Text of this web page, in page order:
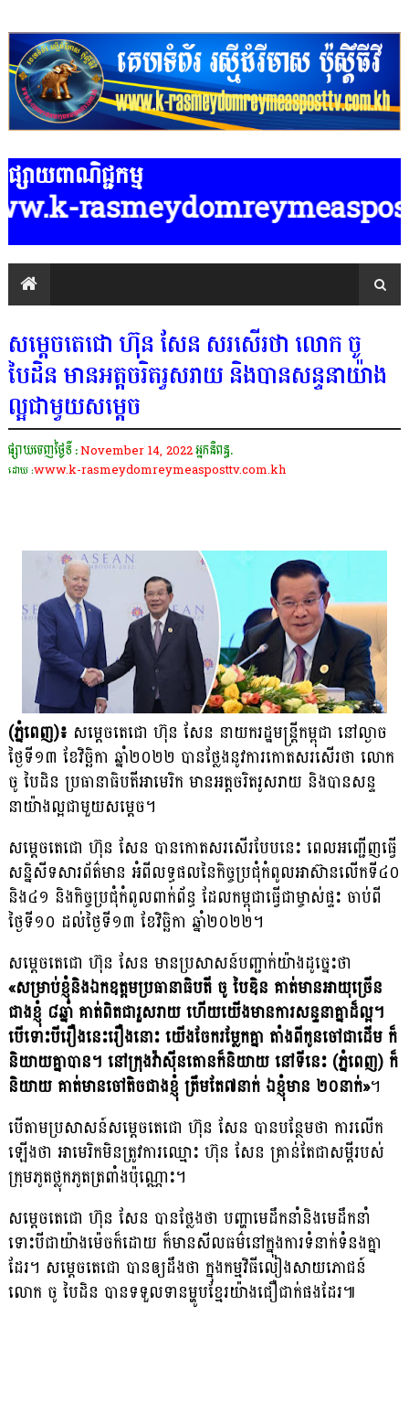
ផ្សាយពាណិជ្ជកម្ម
សម្តេចតេជោ ហ៊ុន សែន សរសើរថា លោក ចូ
បៃដិន មានអត្តចរិតរួសរាយ និងបានសន្ទនាយ៉ាង
ល្អជាមួយសម្តេច
ផ្សាយចេញថ្ងៃទី :November 14, 2022អ្នកនិពន្ធ.
ដោយ :www.k-rasmeydomreymeasposttv.com.kh
(ភ្នំពេញ)៖ សម្តេចតេជោ ហ៊ុន សែន នាយករដ្ឋមន្ត្រីកម្ពុជា នៅល្ងាច
ថ្ងៃទី១៣ ខែវិច្ឆិកា ឆ្នាំ២០២២ បានថ្លែងនូវការកោតសរសើរថា លោក
ចូ បៃដិន ប្រធានាធិបតីអាមេរិក មានអត្តចរិតរូសរាយ និងបានសន្ទ
នាយ៉ាងល្អជាមួយសម្តេច។
សម្តេចតេជោ ហ៊ុន​ សែន បានកោតសរសើរបែបនេះ ពេលអញ្ជើញធ្វើ
សន្និសីទសារព័ត៌មាន អំពីលទ្ធផលនៃកិច្ចប្រជុំកំពូលអាស៊ានលើកទី៤០
និង៤១ និងកិច្ចប្រជុំកំពូលពាក់ព័ន្ធ ដែលកម្ពុជាធ្វើជាម្ចាស់ផ្ទះ ចាប់ពី
ថ្ងៃទី១០ ដល់ថ្ងៃទី១៣ ខែវិច្ឆិកា ឆ្នាំ២០២២។
សម្តេចតេជោ ហ៊ុន​ សែន មានប្រសាសន៍បញ្ជាក់យ៉ាងដូច្នេះថា
«សម្រាប់ខ្ញុំនិងឯកឧត្តមប្រធានាធិបតី ចូ បៃឌិន គាត់មានអាយុច្រើន
ជាងខ្ញុំ ៨ឆ្នាំ គាត់ពិតជារួសរាយ ហើយយើងមានការសន្ទនាគ្នាដ៏ល្អ។
បើទោះបីរឿងនេះរឿងនោះ យើងចែករម្លែកគ្នា តាំងពីកូនចៅជាដើម ក៏
និយាយគ្នាបាន។ នៅក្រុងវ៉ាស៉ីនតោនក៏និយាយ នៅទីនេះ (ភ្នំពេញ) ក៏
និយាយ គាត់មានចៅតិចជាងខ្ញុំ ត្រឹមតែ៧នាក់ ឯខ្ញុំមាន ២០នាក់»។
បើតាមប្រសាសន៍សម្តេចតេជោ ហ៊ុន សែន បានបន្ថែមថា ការលើក
ឡើងថា អាមេរិកមិនត្រូវការឈ្មោះ ហ៊ុន សែន គ្រាន់តែជាសម្តីរបស់
ក្រុមភូតថ្លុកភូតត្រពាំងប៉ុណ្ណោះ។
សម្តេចតេជោ ហ៊ុន សែន បានថ្លែងថា បញ្ហាមេដឹកនាំនិងមេដឹកនាំ
ទោះបីជាយ៉ាងម៉េចក៏ដោយ ក៏មានសីលធម៌នៅក្នុងការទំនាក់ទំនងគ្នា
ដែរ។ សម្តេចតេជោ បានឲ្យដឹងថា ក្នុងកម្មវិធីលៀងសាយភោជន៍
លោក ចូ បៃដិន បានទទួលទានម្ហូបខ្មែរយ៉ាងជឿជាក់ផងដែរ៕